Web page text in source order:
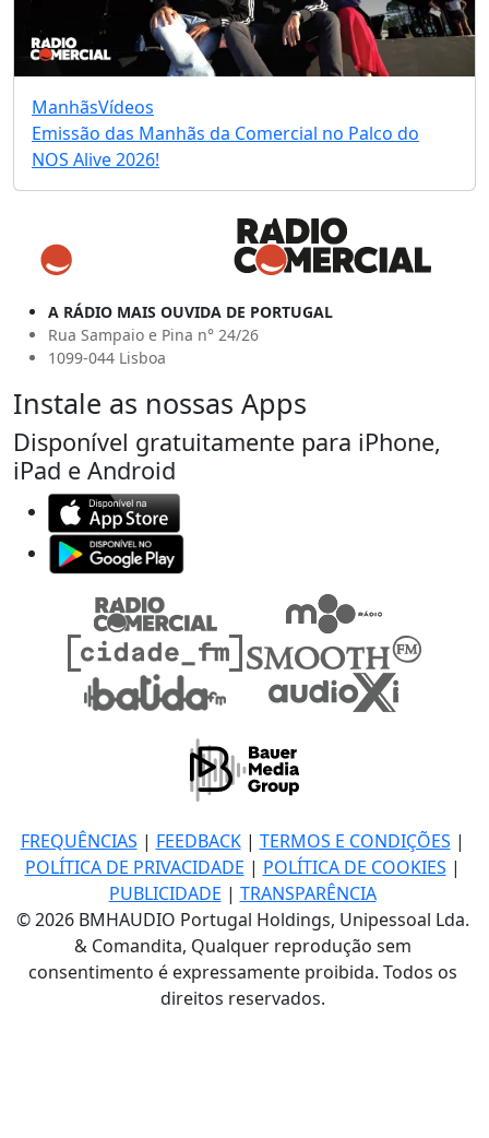
ManhãsVídeos
Emissão das Manhãs da Comercial no Palco do
NOS Alive 2026!
A RÁDIO MAIS OUVIDA DE PORTUGAL
Rua Sampaio e Pina n° 24/26
1099-044 Lisboa
Instale as nossas Apps
Disponível gratuitamente para iPhone,
iPad e Android
FREQUÊNCIAS | FEEDBACK| TERMOS E CONDIÇÕES |
POLÍTICA DE PRIVACIDADE | POLÍTICA DE COOKIES |
PUBLICIDADE | TRANSPARÊNCIA
© 2026 BMHAUDIO Portugal Holdings, Unipessoal Lda.
& Comandita, Qualquer reprodução sem
consentimento é expressamente proibida. Todos os
direitos reservados.